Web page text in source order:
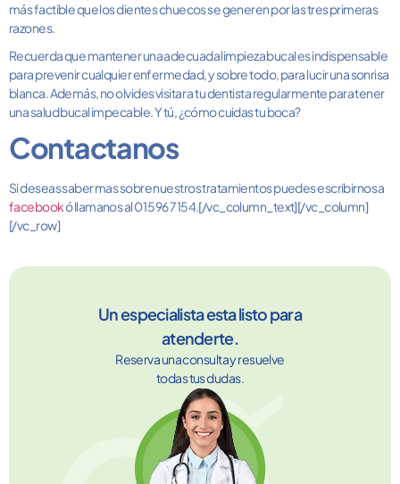
más factible que los dientes chuecos se generen por las tres primeras
razones.
Recuerda que mantener una adecuadalimpiezabucal es indispensable
para prevenir cualquier enfermedad, y sobre todo, para lucir una sonrisa
blanca. Además, no olvides visitar a tu dentista regularmente para tener
una salud bucal impecable. Y tú, ¿cómo cuidas tu boca?
Contactanos
Si deseas saber mas sobre nuestros tratamientos puedes escribirnos a
facebookó llamanos al 01 596 7154.[/vc_column_text][/vc_column]
[/vc_row]
Un especialista esta listo para
atenderte.
Reserva una consulta y resuelve
todas tus dudas.